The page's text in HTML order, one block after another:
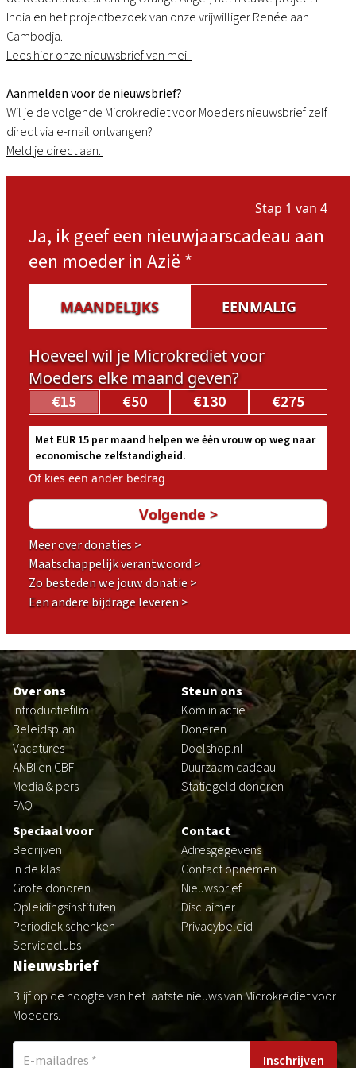
India en het projectbezoek van onze vrijwilliger Renée aan
Cambodja.
Lees hier onze nieuwsbrief van mei.
Aanmelden voor de nieuwsbrief?
Wil je de volgende Microkrediet voor Moeders nieuwsbrief zelf
direct via e-mail ontvangen?
Meld je direct aan.
Stap 1 van 4
Ja, ik geef een nieuwjaarscadeau aan
een moeder in Azië *
MAANDELIJKS EENMALIG
Hoeveel wil je Microkrediet voor
Moeders elke maand geven?
€15 €50 €130 €275
Met EUR 15 per maand helpen we ėėn vrouw op weg naar
economische zelfstandigheid.
Of kies een ander bedrag
Meer over donaties >
Maatschappelijk verantwoord >
Zo besteden we jouw donatie >
Een andere bijdrage leveren >
Footer
Over ons
Introductiefilm
Beleidsplan
Vacatures
ANBI en CBF
Media & pers
FAQ
Steun ons
Kom in actie
Doneren
Doelshop.nl
Duurzaam cadeau
Statiegeld doneren
Speciaal voor
Bedrijven
In de klas
Grote donoren
Opleidingsinstituten
Periodiek schenken
Serviceclubs
Contact
Adresgegevens
Contact opnemen
Nieuwsbrief
Disclaimer
Privacybeleid
Nieuwsbrief
Blijf op de hoogte van het laatste nieuws van Microkrediet voor
Moeders.
Inschrijven